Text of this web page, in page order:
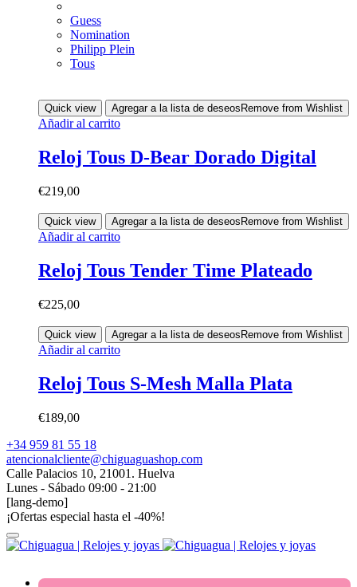
Guess
Nomination
Philipp Plein
Tous
Quick view Agregar a la lista de deseos Remove from Wishlist
Añadir al carrito
Reloj Tous D-Bear Dorado Digital
€219,00
Quick view Agregar a la lista de deseos Remove from Wishlist
Añadir al carrito
Reloj Tous Tender Time Plateado
€225,00
Quick view Agregar a la lista de deseos Remove from Wishlist
Añadir al carrito
Reloj Tous S-Mesh Malla Plata
€189,00
+34 959 81 55 18
atencionalcliente@chiguaguashop.com
Calle Palacios 10, 21001. Huelva
Lunes - Sábado 09:00 - 21:00
[lang-demo]
¡Ofertas especial hasta el -40%!